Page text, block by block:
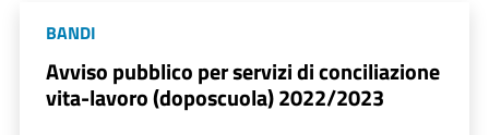
BANDI
Avviso pubblico per servizi di conciliazione
vita-lavoro (doposcuola) 2022/2023